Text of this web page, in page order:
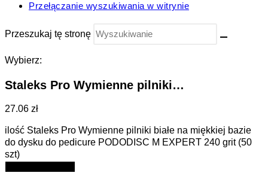
Przełączanie wyszukiwania w witrynie
Przeszukaj tę stronę
Wybierz:
Staleks Pro Wymienne pilniki…
27.06 zł
ilość Staleks Pro Wymienne pilniki białe na miękkiej bazie
do dysku do pedicure PODODISC M EXPERT 240 grit (50
szt)